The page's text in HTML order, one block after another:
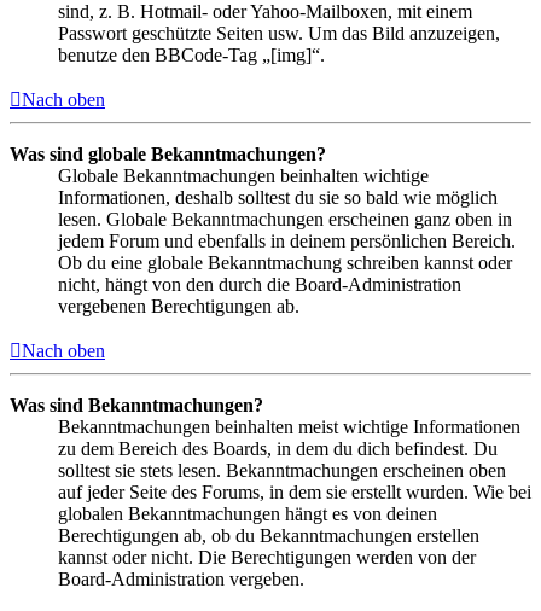
sind, z. B. Hotmail- oder Yahoo-Mailboxen, mit einem
Passwort geschützte Seiten usw. Um das Bild anzuzeigen,
benutze den BBCode-Tag „[img]“.
Nach oben
Was sind globale Bekanntmachungen?
Globale Bekanntmachungen beinhalten wichtige
Informationen, deshalb solltest du sie so bald wie möglich
lesen. Globale Bekanntmachungen erscheinen ganz oben in
jedem Forum und ebenfalls in deinem persönlichen Bereich.
Ob du eine globale Bekanntmachung schreiben kannst oder
nicht, hängt von den durch die Board-Administration
vergebenen Berechtigungen ab.
Nach oben
Was sind Bekanntmachungen?
Bekanntmachungen beinhalten meist wichtige Informationen
zu dem Bereich des Boards, in dem du dich befindest. Du
solltest sie stets lesen. Bekanntmachungen erscheinen oben
auf jeder Seite des Forums, in dem sie erstellt wurden. Wie bei
globalen Bekanntmachungen hängt es von deinen
Berechtigungen ab, ob du Bekanntmachungen erstellen
kannst oder nicht. Die Berechtigungen werden von der
Board-Administration vergeben.